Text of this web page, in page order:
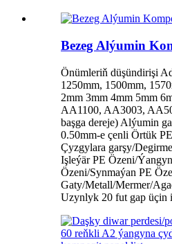
Bezeg Alýumin
Önümleriň düşündirişi
1250mm, 1500mm,
2mm 3mm 4mm 5mm
AA1100, AA3003,
başga dereje) Alýumin
0.50mm-e çenli Örtük
Çyzgylara garşy/
Işleýär PE Özeni/
Özeni/Synmaýan PE
Gaty/Metall/Mermer/
Uzynlyk 20 fut gap üçin